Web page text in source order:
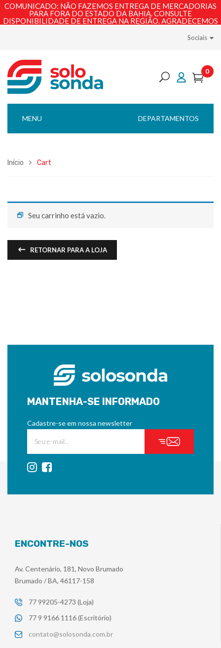
COMUNICADO: NÃO FAZEMOS ENTREGA DE MERCADORIAS
PARA FORA DO ESTADO DA BAHIA. CONSULTE
DISPONIBILIDADE DE ENTREGA NA REGIÃO. AGRADECEMOS
Sociais
0
DEPARTAMENTOS
MENU
Início Cart
Seu carrinho está vazio.
RETORNAR PARA A LOJA
MANTENHA-SE INFORMADO
Cadastre-se em nossa newsletter
ENCONTRE-NOS
Av. Centenário, 181, Novo Brumado
Brumado / BA, 46117-158
77 99205-4273 (Loja)
77 9 9166 1116 (Escritório)
contato@solosonda.com.br